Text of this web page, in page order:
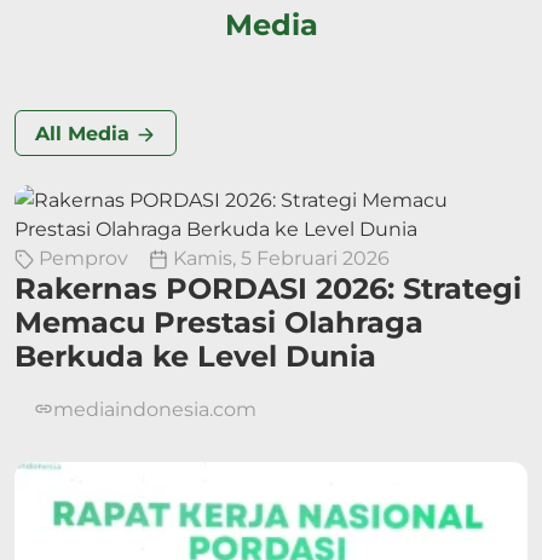
Media
All Media
Pemprov Kamis, 5 Februari 2026
Rakernas PORDASI 2026: Strategi
Memacu Prestasi Olahraga
Berkuda ke Level Dunia
mediaindonesia.com